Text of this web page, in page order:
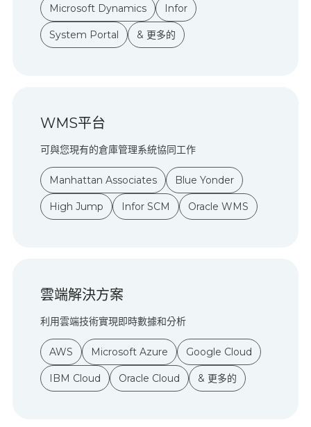
Microsoft Dynamics Infor
System Portal & 更多的
WMS平台
可與您現有的倉庫管理系統協同工作
Manhattan Associates Blue Yonder
High Jump Infor SCM Oracle WMS
雲端解決方案
利用雲端技術實現即時數據和分析
AWS Microsoft Azure Google Cloud
IBM Cloud Oracle Cloud & 更多的